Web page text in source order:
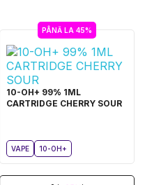
PÂNĂ LA 45%
10-OH+ 99% 1ML
CARTRIDGE CHERRY SOUR
VAPE 10-OH+